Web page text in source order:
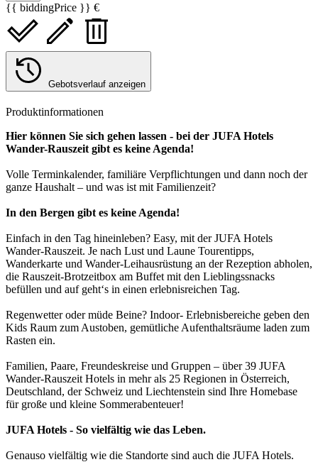
{{ biddingPrice }} €
Gebotsverlauf anzeigen
Produktinformationen
Hier können Sie sich gehen lassen - bei der JUFA Hotels
Wander-Rauszeit gibt es keine Agenda!
Volle Terminkalender, familiäre Verpflichtungen und dann noch der
ganze Haushalt – und was ist mit Familienzeit?
In den Bergen gibt es keine Agenda!
Einfach in den Tag hineinleben? Easy, mit der JUFA Hotels
Wander-Rauszeit. Je nach Lust und Laune Tourentipps,
Wanderkarte und Wander-Leihausrüstung an der Rezeption abholen,
die Rauszeit-Brotzeitbox am Buffet mit den Lieblingssnacks
befüllen und auf geht‘s in einen erlebnisreichen Tag.
Regenwetter oder müde Beine? Indoor- Erlebnisbereiche geben den
Kids Raum zum Austoben, gemütliche Aufenthaltsräume laden zum
Rasten ein.
Familien, Paare, Freundeskreise und Gruppen – über 39 JUFA
Wander-Rauszeit Hotels in mehr als 25 Regionen in Österreich,
Deutschland, der Schweiz und Liechtenstein sind Ihre Homebase
für große und kleine Sommerabenteuer!
JUFA Hotels - So vielfältig wie das Leben.
Genauso vielfältig wie die Standorte sind auch die JUFA Hotels.